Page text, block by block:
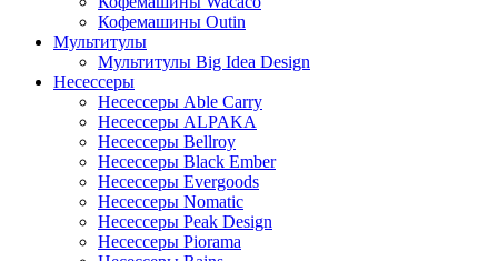
Кофемашины Outin
Мультитулы
Мультитулы Big Idea Design
Несессеры
Несессеры Able Carry
Несессеры ALPAKA
Несессеры Bellroy
Несессеры Black Ember
Несессеры Evergoods
Несессеры Nomatic
Несессеры Peak Design
Несессеры Piorama